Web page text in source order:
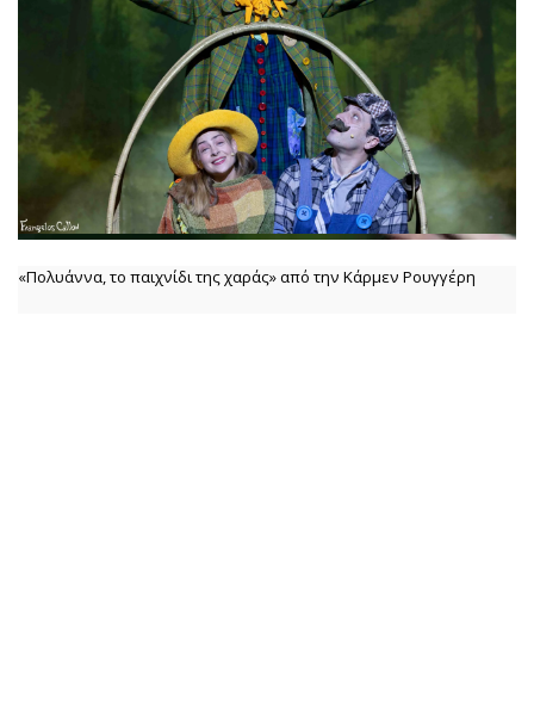
«Πολυάννα, το παιχνίδι της χαράς» από την Κάρμεν Ρουγγέρη